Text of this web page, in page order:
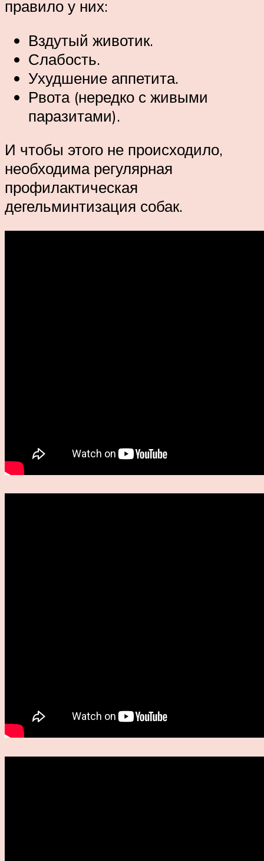
правило у них:
Вздутый животик.
Слабость.
Ухудшение аппетита.
Рвота (нередко с живыми
паразитами).
И чтобы этого не происходило,
необходима регулярная
профилактическая
дегельминтизация собак.